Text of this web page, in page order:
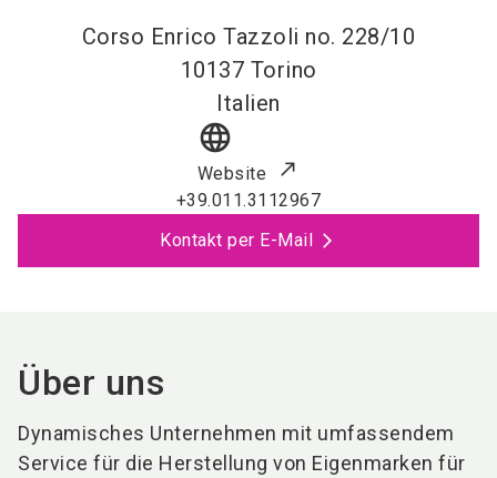
Corso Enrico Tazzoli no. 228/10
10137 Torino
Italien
language
Website
+39.011.3112967
Kontakt per E-Mail
Über uns
Dynamisches Unternehmen mit umfassendem
Service für die Herstellung von Eigenmarken für